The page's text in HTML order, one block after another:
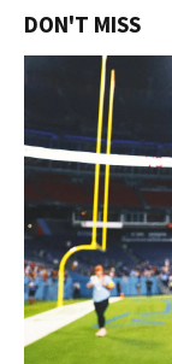
DON'T MISS